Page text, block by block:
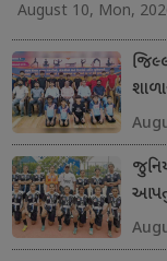
August 10, Mon,